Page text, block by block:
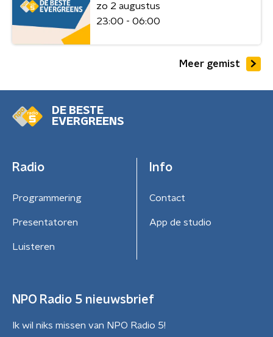
zo 2 augustus
23:00 - 06:00
Meer gemist
DE BESTE
EVERGREENS
Radio
Programmering
Presentatoren
Luisteren
Info
Contact
App de studio
NPO Radio 5 nieuwsbrief
Ik wil niks missen van NPO Radio 5!